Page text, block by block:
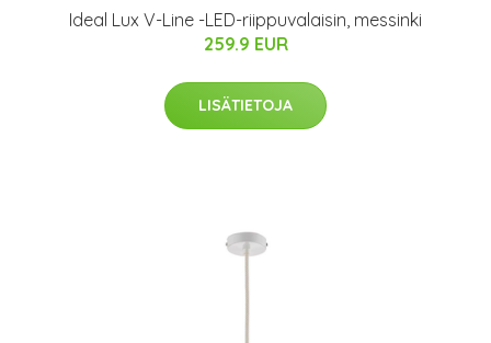
Ideal Lux V-Line -LED-riippuvalaisin, messinki
259.9 EUR
LISÄTIETOJA